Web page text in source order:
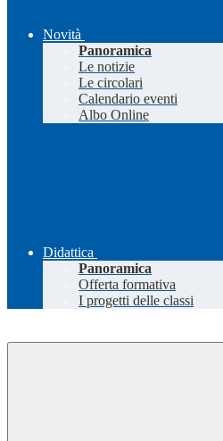
Novità
Panoramica
Le notizie
Le circolari
Calendario eventi
Albo Online
Didattica
Panoramica
Offerta formativa
I progetti delle classi